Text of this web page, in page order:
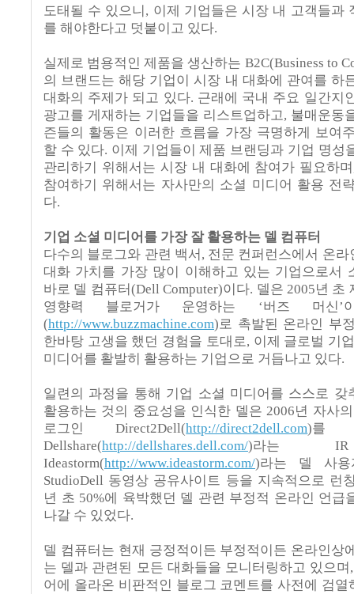
도태될 수 있으니, 이제 기업들은 시장 내 고객들과
를 해야한다고 덧붙이고 있다.
실제로 범용적인 제품을 생산하는 B2C(Business to
의 브랜드는 해당 기업이 시장 내 대화에 관여를 하
대화의 주제가 되고 있다. 근래에 국내 주요 일간지
광고를 게재하는 기업들을 리스트업하고, 불매운동
즌들의 활동은 이러한 흐름을 가장 극명하게 보여
할 수 있다. 이제 기업들이 제품 브랜딩과 기업 명성
관리하기 위해서는 시장 내 대화에 참여가 필요하
참여하기 위해서는 자사만의 소셜 미디어 활용 전
다.
기업 소셜 미디어를 가장 잘 활용하는 델 컴퓨터
다수의 블로그와 관련 백서, 전문 컨퍼런스에서 온
대화 가치를 가장 많이 이해하고 있는 기업으로서
바로 델 컴퓨터(Dell Computer)이다. 델은 2005년 초
영향력 블로거가 운영하는 ‘버즈 머신’
(http://www.buzzmachine.com)로 촉발된 온라인 부
한바탕 고생을 했던 경험을 토대로, 이제 글로벌 기
미디어를 활발히 활용하는 기업으로 거듭나고 있다.
일련의 과정을 통해 기업 소셜 미디어를 스스로 갖
활용하는 것의 중요성을 인식한 델은 2006년 자사
로그인 Direct2Dell(http://direct2dell.com)를
Dellshare(http://dellshares.dell.com/)라는 IR
Ideastorm(http://www.ideastorm.com/)라는 델 사용
StudioDell 동영상 공유사이트 등을 지속적으로 런
년 초 50%에 육박했던 델 관련 부정적 온라인 언급
나갈 수 있었다.
델 컴퓨터는 현재 긍정적이든 부정적이든 온라인상
는 델과 관련된 모든 대화들을 모니터링하고 있으
어에 올라온 비판적인 블로그 코멘트를 사전에 검열